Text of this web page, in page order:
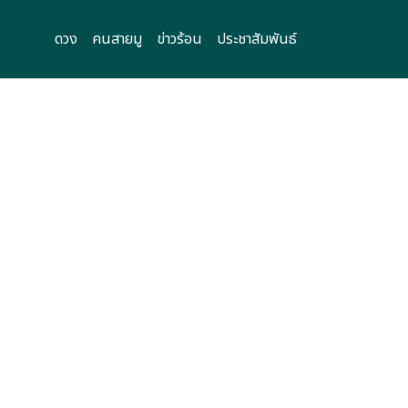
ดวง คนสายมู ข่าวร้อน ประชาสัมพันธ์